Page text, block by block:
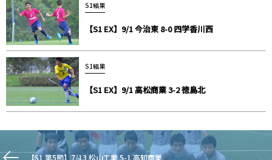
S1結果
【S1 EX】9/1 今治東 8-0 四学香川西
S1結果
【S1 EX】9/1 高松商業 3-2 徳島北
【S1 第5節】7/13 松山工業 5-1 高知商業